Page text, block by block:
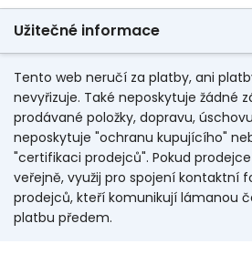
Užitečné informace
Tento web neručí za platby, ani
nevyřizuje. Také neposkytuje žádné
prodávané položky, dopravu,
neposkytuje "ochranu kupujícího"
"certifikaci prodejců". Pokud
veřejně, využij pro spojení kontaktní
prodejců, kteří komunikují lámanou
platbu předem.